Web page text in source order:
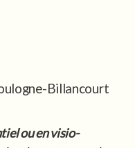
Billancourt
ou en visio-